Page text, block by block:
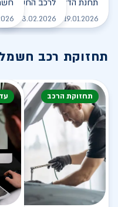
תחנת הדלק?
19.01.2026 לקריאה
לרכב החשמלי
03.02.2026
תחזוקת רכב
תחזוקת הרכב